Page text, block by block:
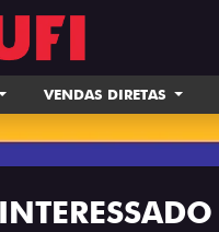
VENDAS DIRETAS